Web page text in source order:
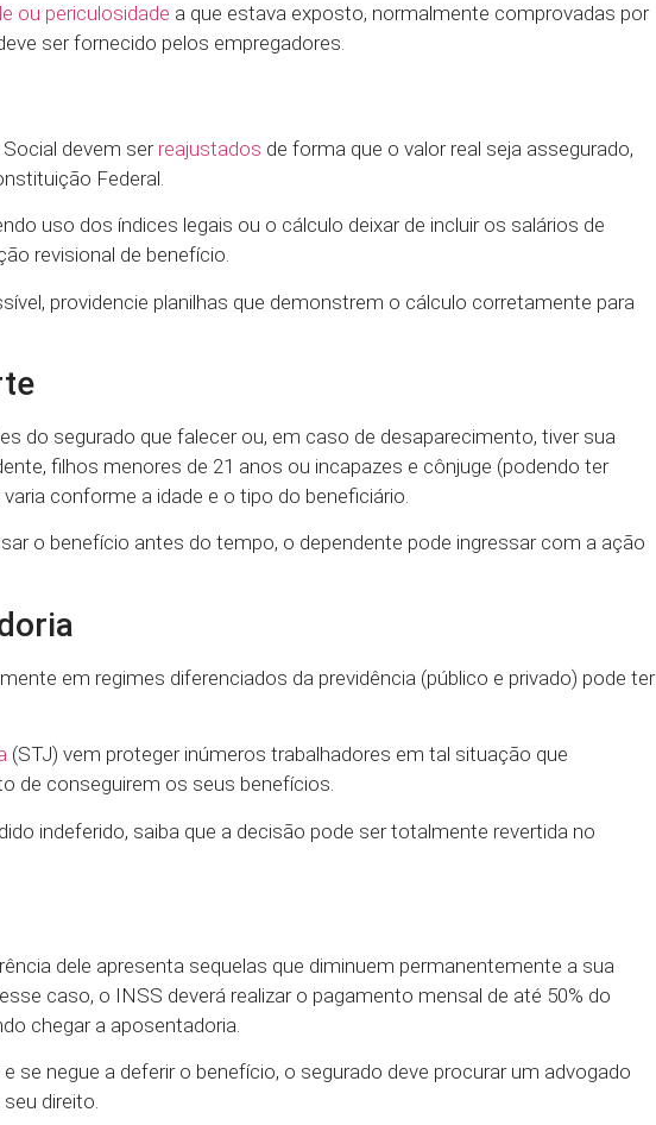
ou periculosidade a que estava exposto, normalmente comprovadas por
ser fornecido pelos empregadores.
devem ser reajustados de forma que o valor real seja assegurado,
Federal.
uso dos índices legais ou o cálculo deixar de incluir os salários de
revisional de benefício.
providencie planilhas que demonstrem o cálculo corretamente para
do segurado que falecer ou, em caso de desaparecimento, tiver sua
filhos menores de 21 anos ou incapazes e cônjuge (podendo ter
conforme a idade e o tipo do beneficiário.
o benefício antes do tempo, o dependente pode ingressar com a ação
em regimes diferenciados da previdência (público e privado) pode ter
(STJ) vem proteger inúmeros trabalhadores em tal situação que
de conseguirem os seus benefícios.
indeferido, saiba que a decisão pode ser totalmente revertida no
dele apresenta sequelas que diminuem permanentemente a sua
caso, o INSS deverá realizar o pagamento mensal de até 50% do
chegar a aposentadoria.
se negue a deferir o benefício, o segurado deve procurar um advogado
direito.